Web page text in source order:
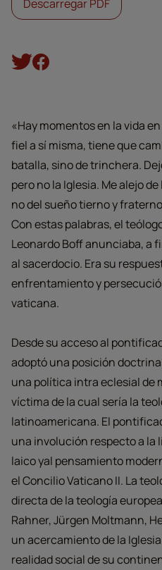
«Hay momentos en la vida
fiel a sí misma, tiene que
batalla, sino de trinchera.
pero no la Iglesia. Me alejo
no del sueño tierno y
Con estas palabras, el
Leonardo Boff anunciaba, a
al sacerdocio. Era su
enfrentamiento y
vaticana.
Desde su acceso al
adoptó una posición
una política intra eclesial de
víctima de la cual sería la
latinoamericana. El
una involución respecto a la
laico yal pensamiento
el Concilio Vaticano II. La
directa de la teología
Rahner, Jürgen Moltmann,
un acercamiento de la
realidad social de su
Descarregar PDF